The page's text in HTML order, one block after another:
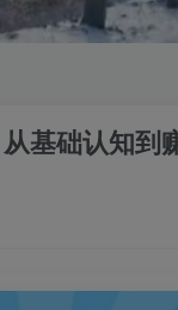
基础认知到